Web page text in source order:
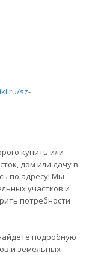
sz-
купить или
дом или дачу в
по адресу! Мы
участков и
потребности
подробную
и земельных